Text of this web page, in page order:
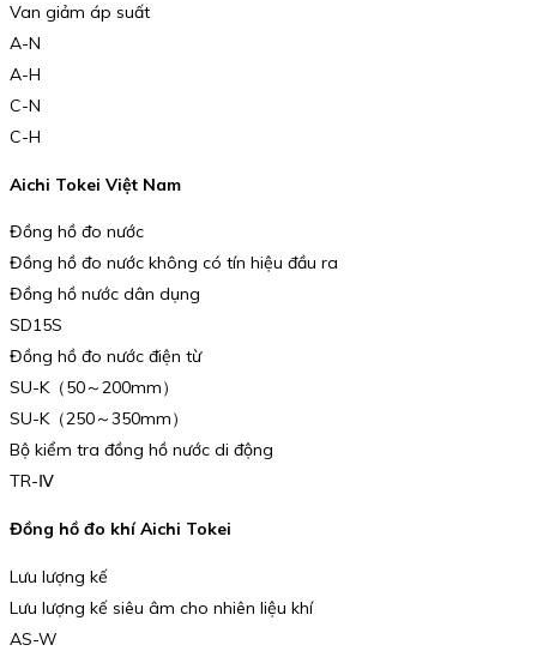
Van giảm áp suất
A-N
A-H
C-N
C-H
Aichi Tokei Việt Nam
Đồng hồ đo nước
Đồng hồ đo nước không có tín hiệu đầu ra
Đồng hồ nước dân dụng
SD15S
Đồng hồ đo nước điện từ
SU-K（50～200mm）
SU-K（250～350mm）
Bộ kiểm tra đồng hồ nước di động
TR-Ⅳ
Đồng hồ đo khí Aichi Tokei
Lưu lượng kế
Lưu lượng kế siêu âm cho nhiên liệu khí
AS-W